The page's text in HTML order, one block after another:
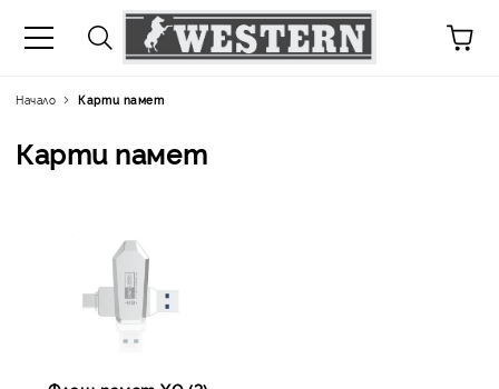
Начало Карти памет
Карти памет